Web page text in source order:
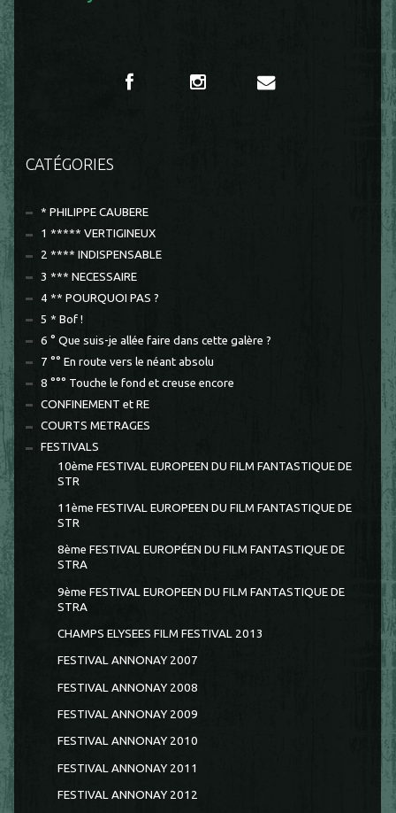
CATÉGORIES
* PHILIPPE CAUBERE
1 ***** VERTIGINEUX
2 **** INDISPENSABLE
3 *** NECESSAIRE
4 ** POURQUOI PAS ?
5 * Bof !
6 ° Que suis-je allée faire dans cette galère ?
7 °° En route vers le néant absolu
8 °°° Touche le fond et creuse encore
CONFINEMENT et RE
COURTS METRAGES
FESTIVALS
10ème FESTIVAL EUROPEEN DU FILM FANTASTIQUE DE
STR
11ème FESTIVAL EUROPEEN DU FILM FANTASTIQUE DE
STR
8ème FESTIVAL EUROPÉEN DU FILM FANTASTIQUE DE
STRA
9ème FESTIVAL EUROPEEN DU FILM FANTASTIQUE DE
STRA
CHAMPS ELYSEES FILM FESTIVAL 2013
FESTIVAL ANNONAY 2007
FESTIVAL ANNONAY 2008
FESTIVAL ANNONAY 2009
FESTIVAL ANNONAY 2010
FESTIVAL ANNONAY 2011
FESTIVAL ANNONAY 2012